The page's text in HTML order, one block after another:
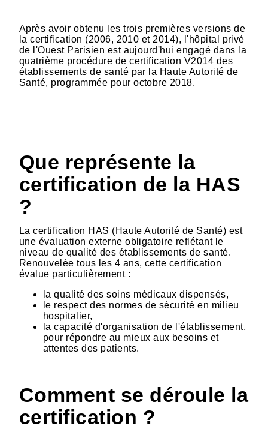
Après avoir obtenu les trois premières versions de
la certification (2006, 2010 et 2014), l'hôpital privé
de l'Ouest Parisien est aujourd'hui engagé dans la
quatrième procédure de certification V2014 des
établissements de santé par la Haute Autorité de
Santé, programmée pour octobre 2018.
Que représente la
certification de la HAS
?
La certification HAS (Haute Autorité de Santé) est
une évaluation externe obligatoire reflétant le
niveau de qualité des établissements de santé.
Renouvelée tous les 4 ans, cette certification
évalue particulièrement :
la qualité des soins médicaux dispensés,
le respect des normes de sécurité en milieu
hospitalier,
la capacité d'organisation de l'établissement,
pour répondre au mieux aux besoins et
attentes des patients.
Comment se déroule la
certification ?